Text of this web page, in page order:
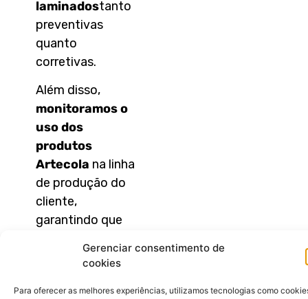
Gerenciar consentimento de
cookies
Para oferecer as melhores experiências, utilizamos tecnologias como
laminadostanto
preventivas
quanto
corretivas.
Além disso,
monitoramos o
uso dos
produtos
Artecola na linha
de produção do
cliente,
garantindo que
adaptados às